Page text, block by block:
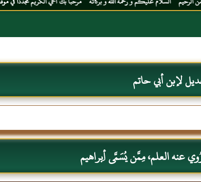
لإبن أبي حاتم
عنه العلم، مِمَّن يُسَمَّى أِبراهيم